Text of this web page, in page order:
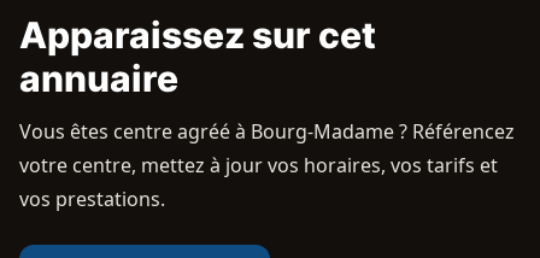
Apparaissez sur cet
annuaire
Vous êtes centre agréé à Bourg-Madame ? Référencez
votre centre, mettez à jour vos horaires, vos tarifs et
vos prestations.